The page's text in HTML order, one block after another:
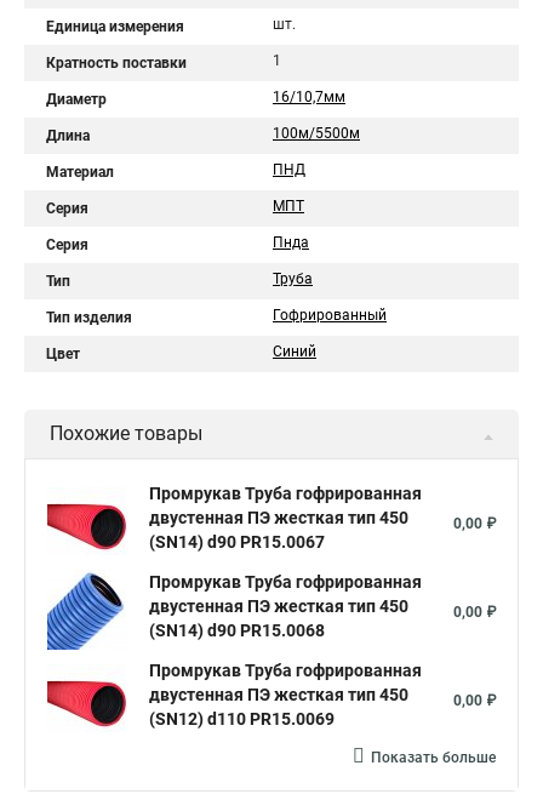
Единица измерения шт.
Кратность поставки 1
Диаметр 16/10,7мм
Длина 100м/5500м
Материал ПНД
Серия МПТ
Серия Пнда
Тип Труба
Тип изделия Гофрированный
Цвет Синий
Похожие товары
Промрукав Труба гофрированная
двустенная ПЭ жесткая тип 450
(SN14) d90 PR15.0067
0,00 ₽
Промрукав Труба гофрированная
двустенная ПЭ жесткая тип 450
(SN14) d90 PR15.0068
0,00 ₽
Промрукав Труба гофрированная
двустенная ПЭ жесткая тип 450
(SN12) d110 PR15.0069
0,00 ₽
Показать больше